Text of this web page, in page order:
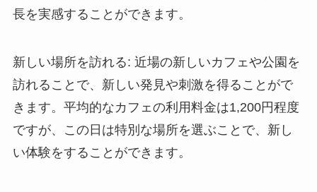
長を実感することができます。
新しい場所を訪れる: 近場の新しいカフェや公園を
訪れることで、新しい発見や刺激を得ることがで
きます。平均的なカフェの利用料金は1,200円程度
ですが、この日は特別な場所を選ぶことで、新し
い体験をすることができます。